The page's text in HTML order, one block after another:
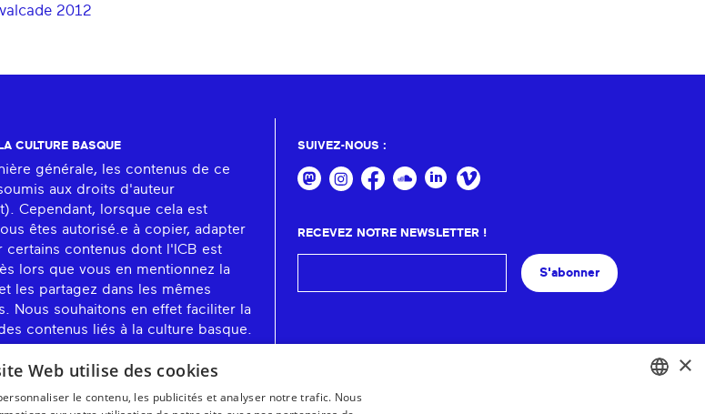
2012
CULTURE BASQUE
générale, les contenus de ce
aux droits d'auteur
Cependant, lorsque cela est
êtes autorisé.e à copier, adapter
certains contenus dont l'ICB est
lors que vous en mentionnez la
les partagez dans les mêmes
Nous souhaitons en effet faciliter la
contenus liés à la culture basque.
SUIVEZ-NOUS :
RECEVEZ NOTRE NEWSLETTER !
S'abonner
×
Web utilise des cookies
le contenu, les publicités et analyser notre trafic. Nous